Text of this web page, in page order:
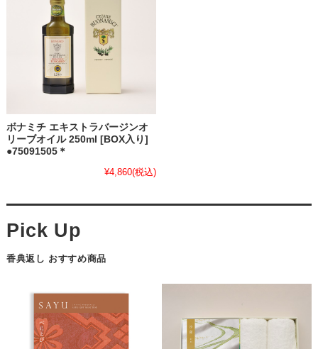
ボナミチ エキストラバージンオ
リーブオイル 250ml [BOX入り]
●75091505＊
¥4,860(税込)
香典返し おすすめ商品